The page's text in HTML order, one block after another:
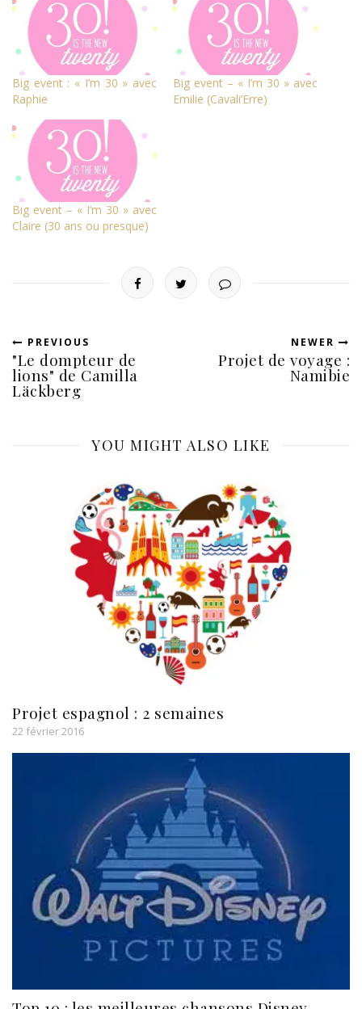
Big event : « I’m 30 » avec
Raphie
Big event – « I’m 30 » avec
Emilie (Cavali’Erre)
Big event – « I’m 30 » avec
Claire (30 ans ou presque)
PREVIOUS
"Le dompteur de
lions" de Camilla
Läckberg
NEWER
Projet de voyage :
Namibie
YOU MIGHT ALSO LIKE
Projet espagnol : 2 semaines
22 février 2016